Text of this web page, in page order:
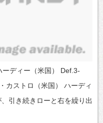
ーディー（米国） Def.3-
カストロ（米国） ハーディ
引き続きローと右を繰り出